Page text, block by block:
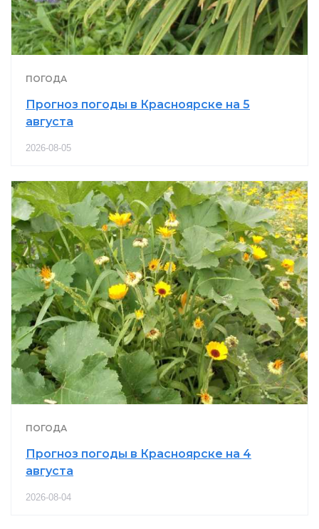
ПОГОДА
Прогноз погоды в Красноярске на 5
августа
2026-08-05
ПОГОДА
Прогноз погоды в Красноярске на 4
августа
2026-08-04